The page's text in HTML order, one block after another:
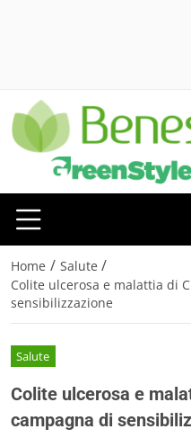
Home / Salute /
Colite ulcerosa e malattia di
sensibilizzazione
Salute
Colite ulcerosa e
campagna di